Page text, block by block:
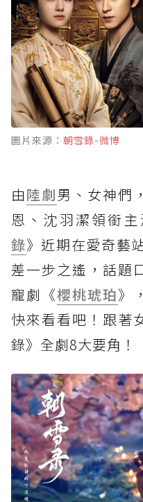
圖片來源： 朝雪錄-微博
由陸劇男、女神們，
恩、沈羽潔領銜
錄》近期在愛奇藝
差一步之遙，話題
寵劇《櫻桃琥珀》
快來看看吧！跟著
錄》全劇8大要角！